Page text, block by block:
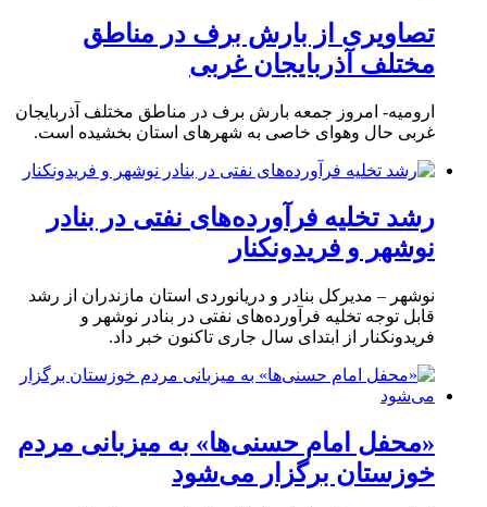
تصاویری از بارش برف در مناطق
مختلف آذربایجان غربی
ارومیه- امروز جمعه بارش برف در مناطق مختلف آذربایجان
غربی حال وهوای خاصی به شهرهای استان بخشیده است.
رشد تخلیه فرآورده‌های نفتی در بنادر
نوشهر و فریدونکنار
نوشهر – مدیرکل بنادر و دریانوردی استان مازندران از رشد
قابل توجه تخلیه فرآورده‌های نفتی در بنادر نوشهر و
فریدونکنار از ابتدای سال جاری تاکنون خبر داد.
«محفل امام حسنی‌ها» به میزبانی مردم
خوزستان برگزار می‌شود